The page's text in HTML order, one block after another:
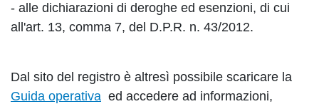
- alle dichiarazioni di deroghe ed esenzioni, di cui
all'art. 13, comma 7, del D.P.R. n. 43/2012.
Dal sito del registro è altresì possibile scaricare la
Guida operativa ed accedere ad informazioni,